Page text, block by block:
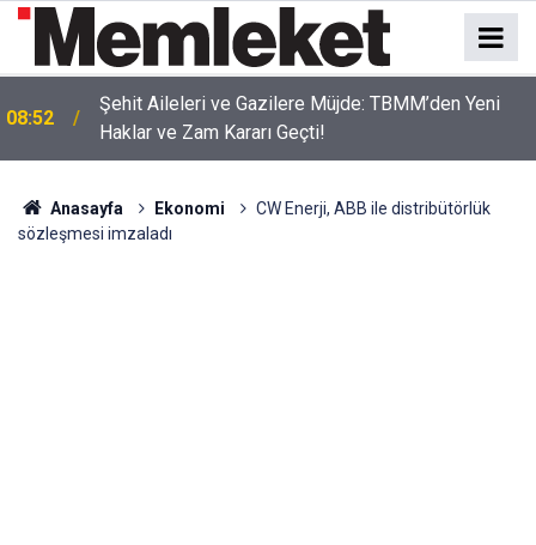
08:52
Şehit Aileleri ve Gazilere Müjde: TBMM’den Yeni
Haklar ve Zam Kararı Geçti!
Anasayfa Ekonomi
CW Enerji, ABB ile distribütörlük
sözleşmesi imzaladı